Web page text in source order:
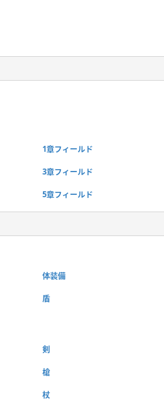
1章フィールド
3章フィールド
5章フィールド
体装備
盾
剣
槍
杖